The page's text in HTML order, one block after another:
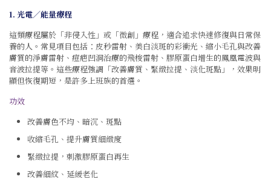
1. 光電／能量療程
這類療程屬於「非侵入性」或「微創」療程，適合追求快速修復與日常保
養的人。常見項目包括：皮秒雷射、美白淡斑的彩衝光、縮小毛孔與改善
膚質的淨膚雷射、痘疤凹洞治療的飛梭雷射、膠原蛋白增生的鳳凰電波與
音波拉提等。這些療程強調「改善膚質、緊緻拉提、淡化斑點」，效果明
顯但恢復期短，是許多上班族的首選。
功效
改善膚色不均、暗沉、斑點
收縮毛孔、提升膚質細緻度
緊緻拉提，刺激膠原蛋白再生
改善細紋、延緩老化